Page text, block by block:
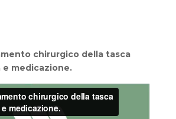
chirurgico della tasca
medicazione.